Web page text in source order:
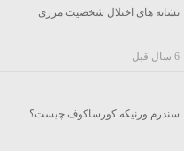
نشانه های اختلال شخصیت مرزی
6 سال قبل
سندرم ورنیکه کورساکوف چیست؟